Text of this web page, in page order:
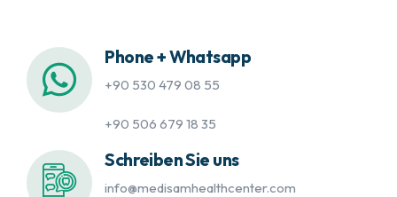
Phone + Whatsapp
+90 530 479 08 55
+90 506 679 18 35
Schreiben Sie uns
info@medisamhealthcenter.com